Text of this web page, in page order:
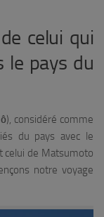
celui qui
le pays du
), considéré comme
du pays avec le
celui de Matsumoto
notre voyage